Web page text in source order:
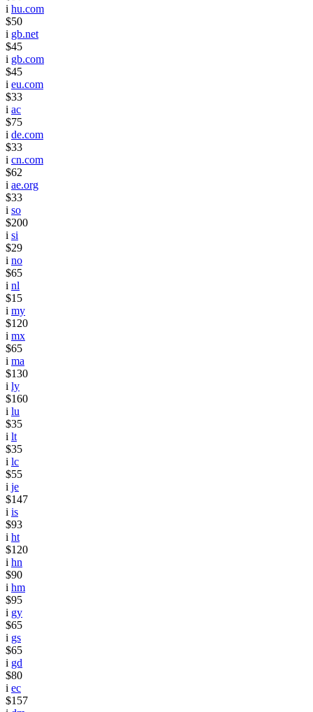
i hu.com
$50
i gb.net
$45
i gb.com
$45
i eu.com
$33
i ac
$75
i de.com
$33
i cn.com
$62
i ae.org
$33
i so
$200
i si
$29
i no
$65
i nl
$15
i my
$120
i mx
$65
i ma
$130
i ly
$160
i lu
$35
i lt
$35
i lc
$55
i je
$147
i is
$93
i ht
$120
i hn
$90
i hm
$95
i gy
$65
i gs
$65
i gd
$80
i ec
$157